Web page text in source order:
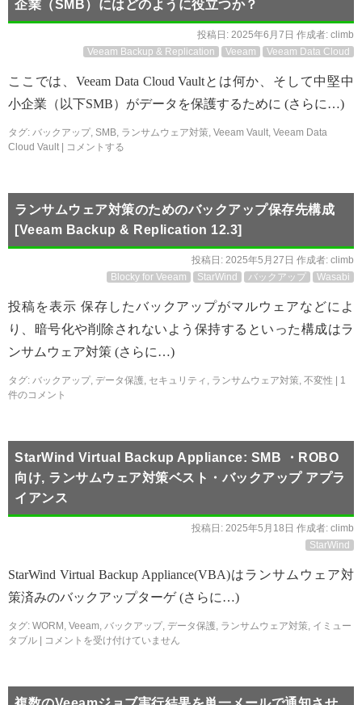
企業（SMB）にはどのように役立つか？
投稿日: 2025年6月7日 作成者: climb
Veeam Backup & Replication
Veeam Veeam Data Cloud
ここでは、Veeam Data Cloud Vaultとは何か、そして中堅中
小企業（以下SMB）がデータを保護するために (さらに…)
タグ: バックアップ, SMB, ランサムウェア対策, Veeam Vault, Veeam Data
Cloud Vault
コメントする
ランサムウェア対策のためのバックアップ保存先構成
[Veeam Backup & Replication 12.3]
投稿日: 2025年5月27日 作成者: climb
Blocky for Veeam
StarWind バックアップ Wasabi
投稿を表示 保存したバックアップがマルウェアなどによ
り、暗号化や削除されないよう保持するといった構成はラ
ンサムウェア対策 (さらに…)
タグ: バックアップ, データ保護, セキュリティ , ランサムウェア対策, 不変性
1
件のコメント
StarWind Virtual Backup Appliance: SMB ・ROBO
向け, ランサムウェア対策ベスト・バックアップ アプラ
イアンス
投稿日: 2025年5月18日 作成者: climb
StarWind
StarWind Virtual Backup Appliance(VBA)はランサムウェア対
策済みのバックアップターゲ (さらに…)
タグ: WORM , Veeam, バックアップ, データ保護, ランサムウェア対策, イミュー
タブル
コメントを受け付けていません